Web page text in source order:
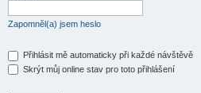
Zapomněl(a) jsem heslo
Přihlásit mě automaticky při každé návštěvě
Skrýt můj online stav pro toto přihlášení